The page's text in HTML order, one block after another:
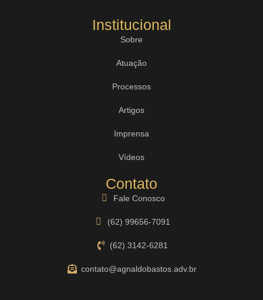
Institucional
Sobre
Atuação
Processos
Artigos
Imprensa
Vídeos
Contato
Fale Conosco
(62) 99656-7091
(62) 3142-6281
contato@agnaldobastos.adv.br